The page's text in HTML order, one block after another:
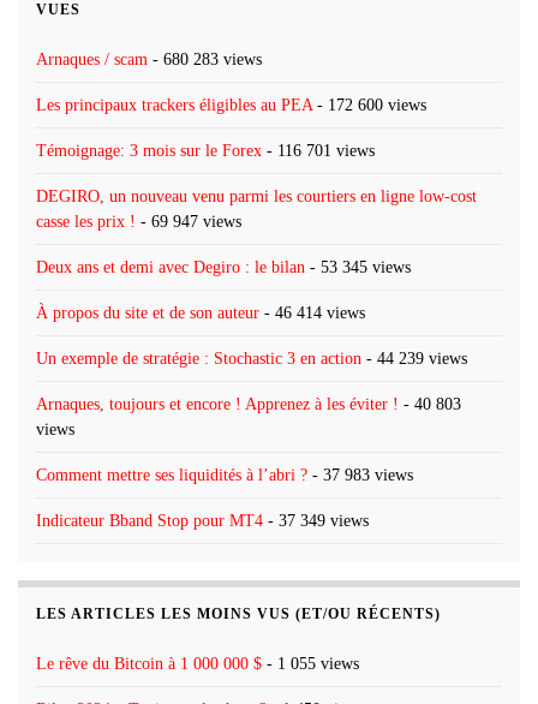
VUES
Arnaques / scam - 680 283 views
Les principaux trackers éligibles au PEA- 172 600 views
Témoignage: 3 mois sur le Forex - 116 701 views
DEGIRO, un nouveau venu parmi les courtiers en ligne low-cost
casse les prix ! - 69 947 views
Deux ans et demi avec Degiro : le bilan - 53 345 views
À propos du site et de son auteur - 46 414 views
Un exemple de stratégie : Stochastic 3 en action - 44 239 views
Arnaques, toujours et encore ! Apprenez à les éviter ! - 40 803
views
Comment mettre ses liquidités à l’abri ? - 37 983 views
Indicateur Bband Stop pour MT4 - 37 349 views
LES ARTICLES LES MOINS VUS (ET/OU RÉCENTS)
Le rêve du Bitcoin à 1 000 000 $ - 1 055 views